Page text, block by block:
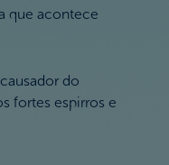
que acontece
do
fortes espirros e